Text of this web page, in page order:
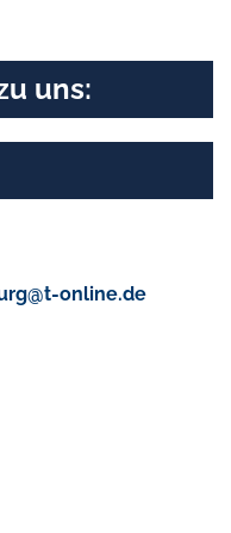
uns:
online.de